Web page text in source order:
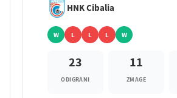
HNK Cibalia
W L L L W
23
ODIGRANI
11
ZMAGE